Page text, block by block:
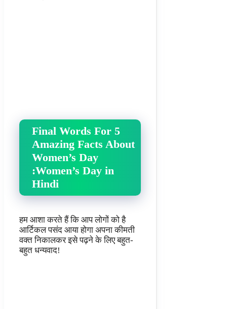
Final Words For 5
Amazing Facts About
Women’s Day
:Women’s Day in
Hindi
हम आशा करते हैं कि आप लोगों को है
आर्टिकल पसंद आया होगा अपना कीमती
वक्त निकालकर इसे पढ़ने के लिए बहुत-
बहुत धन्यवाद!